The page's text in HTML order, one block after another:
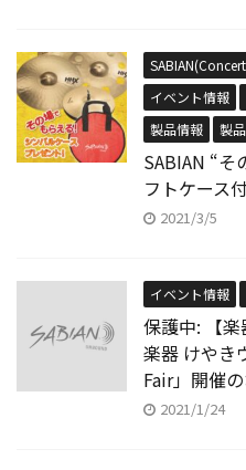
イベント情報
製品情報
製
SABIAN “そ
フトケース
2021/3/5
イベント情報
保護中: 【
楽器 けやき
Fair」開催
2021/1/24